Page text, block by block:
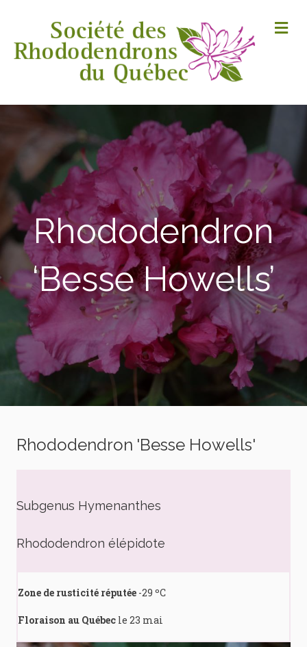
Rhododendron
‘Besse Howells’
Rhododendron 'Besse Howells'
Subgenus Hymenanthes
Rhododendron élépidote
Zone de rusticité réputée -29 ºC
Floraison au Québec le 23 mai